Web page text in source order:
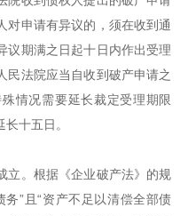
对申请有异议的，须在收到通
议期满之日起十日内作出受理
民法院应当自收到破产申请之
情况需要延长裁定受理期限
十五日。
立。根据《企业破产法》的规
”且“资产不足以清偿全部债